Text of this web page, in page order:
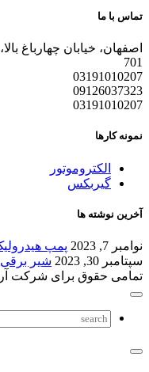
تماس با ما
701
03191010207
09126037323
03191010207
نمونه کارها
الکتروموتور
گیربکس
آخرین نوشته ها
نوامبر 7, 2023
پمپ
سپتامبر 30, 2023
شیر برقی
تمامی حقوق برای شرکت